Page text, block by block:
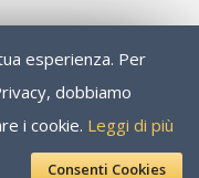
esperienza. Per
dobbiamo
i cookie. Leggi di più
Consenti Cookies